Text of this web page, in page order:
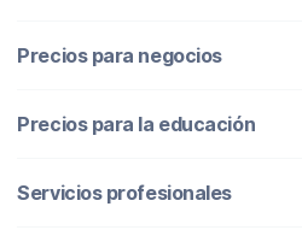
Precios para negocios
Precios para la educación
Servicios profesionales